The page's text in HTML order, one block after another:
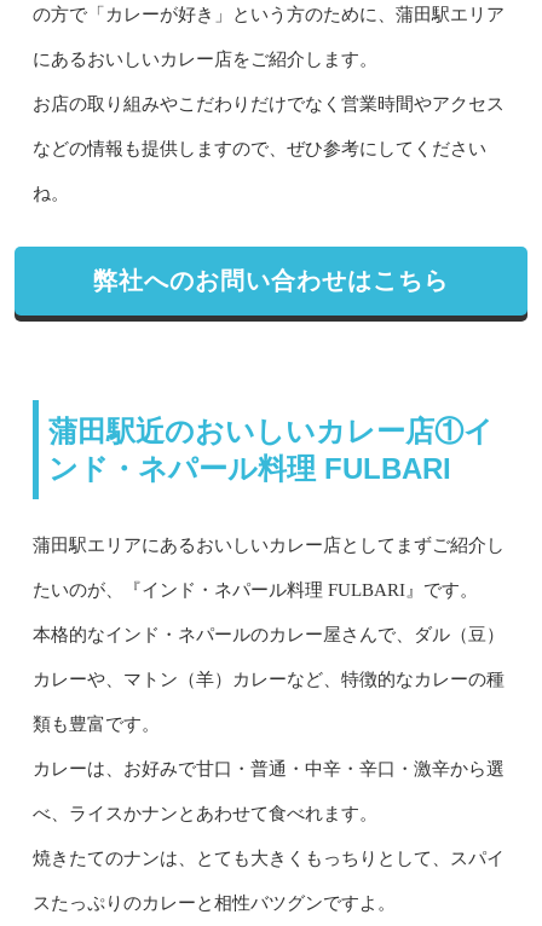
の方で「カレーが好き」という方のために、蒲田駅エリア
にあるおいしいカレー店をご紹介します。
お店の取り組みやこだわりだけでなく営業時間やアクセス
などの情報も提供しますので、ぜひ参考にしてください
ね。
弊社へのお問い合わせはこちら
蒲田駅近のおいしいカレー店①イ
ンド・ネパール料理 FULBARI
蒲田駅エリアにあるおいしいカレー店としてまずご紹介し
たいのが、『インド・ネパール料理 FULBARI』です。
本格的なインド・ネパールのカレー屋さんで、ダル（豆）
カレーや、マトン（羊）カレーなど、特徴的なカレーの種
類も豊富です。
カレーは、お好みで甘口・普通・中辛・辛口・激辛から選
べ、ライスかナンとあわせて食べれます。
焼きたてのナンは、とても大きくもっちりとして、スパイ
スたっぷりのカレーと相性バツグンですよ。